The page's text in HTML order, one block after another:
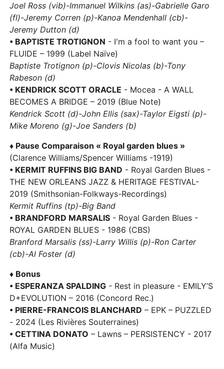
Joel Ross (vib)-Immanuel Wilkins (as)-Gabrielle Garo
(fl)-Jeremy Corren (p)-Kanoa Mendenhall (cb)-
Jeremy Dutton (d)
• BAPTISTE TROTIGNON - I'm a fool to want you –
FLUIDE – 1999 (Label Naïve)
Baptiste Trotignon (p)-Clovis Nicolas (b)-Tony
Rabeson (d)
• KENDRICK SCOTT ORACLE - Mocea - A WALL
BECOMES A BRIDGE – 2019 (Blue Note)
Kendrick Scott (d)-John Ellis (sax)-Taylor Eigsti (p)-
Mike Moreno (g)-Joe Sanders (b)
♦ Pause Comparaison « Royal garden blues »
(Clarence Williams/Spencer Williams -1919)
• KERMIT RUFFINS BIG BAND - Royal Garden Blues -
THE NEW ORLEANS JAZZ & HERITAGE FESTIVAL-
2019 (Smithsonian-Folkways-Recordings)
Kermit Ruffins (tp)-Big Band
• BRANDFORD MARSALIS - Royal Garden Blues -
ROYAL GARDEN BLUES - 1986 (CBS)
Branford Marsalis (ss)-Larry Willis (p)-Ron Carter
(cb)-Al Foster (d)
♦ Bonus
• ESPERANZA SPALDING - Rest in pleasure - EMILY’S
D+EVOLUTION – 2016 (Concord Rec.)
• PIERRE-FRANCOIS BLANCHARD – EPK – PUZZLED
- 2024 (Les Rivières Souterraines)
• CETTINA DONATO – Lawns – PERSISTENCY - 2017
(Alfa Music)